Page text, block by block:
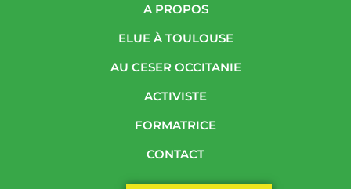
A PROPOS
ELUE À TOULOUSE
AU CESER OCCITANIE
ACTIVISTE
FORMATRICE
CONTACT